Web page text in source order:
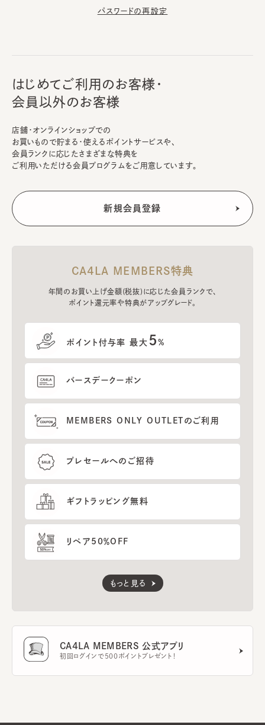
パスワードの再設定
はじめてご利用のお客様・
会員以外のお客様
店舗・オンラインショップでの
お買いもので貯まる・使えるポイントサービスや、
会員ランクに応じたさまざまな特典を
ご利用いただける会員プログラムをご用意しています。
CA4LA MEMBERS特典
年間のお買い上げ金額(税抜)に応じた会員ランクで、
ポイント還元率や特典がアップグレード。
ポイント付与率 最大 5%
バースデークーポン
MEMBERS ONLY OUTLETのご利用
プレセールへのご招待
ギフトラッピング無料
リペア50％OFF
もっと見る
CA4LA MEMBERS 公式アプリ
初回ログインで500ポイントプレゼント！